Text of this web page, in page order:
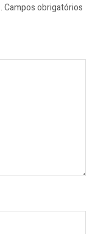
Campos obrigatórios